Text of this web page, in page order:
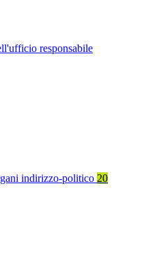
responsabile
indirizzo-politico 20